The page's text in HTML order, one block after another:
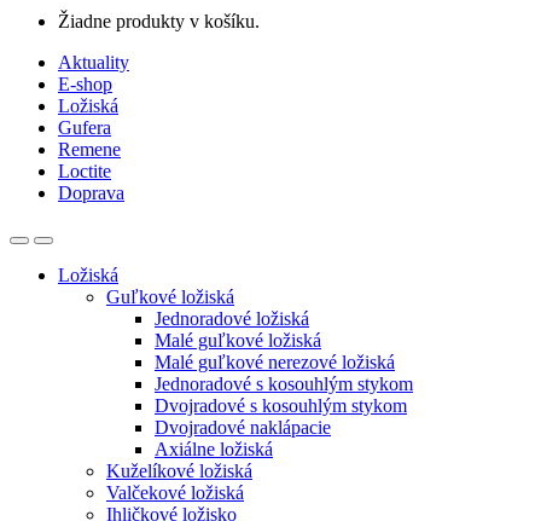
Žiadne produkty v košíku.
Aktuality
E-shop
Ložiská
Gufera
Remene
Loctite
Doprava
Ložiská
Guľkové ložiská
Jednoradové ložiská
Malé guľkové ložiská
Malé guľkové nerezové ložiská
Jednoradové s kosouhlým stykom
Dvojradové s kosouhlým stykom
Dvojradové naklápacie
Axiálne ložiská
Kuželíkové ložiská
Valčekové ložiská
Ihličkové ložisko